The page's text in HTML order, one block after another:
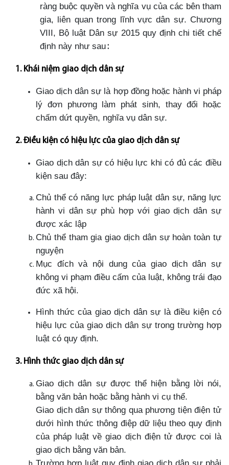
ràng buộc quyền và nghĩa vụ của các bên tham
gia, liên quan trong lĩnh vực dân sự. Chương
VIII, Bộ luật Dân sự 2015 quy định chi tiết chế
định này như sau:
1. Khái niệm giao dịch dân sự
Giao dịch dân sự là hợp đồng hoặc hành vi pháp
lý đơn phương làm phát sinh, thay đổi hoặc
chấm dứt quyền, nghĩa vụ dân sự.
2. Điều kiện có hiệu lực của giao dịch dân sự
Giao dịch dân sự có hiệu lực khi có đủ các điều
kiện sau đây:
Chủ thể có năng lực pháp luật dân sự, năng lực
hành vi dân sự phù hợp với giao dịch dân sự
được xác lập
Chủ thể tham gia giao dịch dân sự hoàn toàn tự
nguyện
Mục đích và nội dung của giao dịch dân sự
không vi phạm điều cấm của luật, không trái đạo
đức xã hội.
Hình thức của giao dịch dân sự là điều kiện có
hiệu lực của giao dịch dân sự trong trường hợp
luật có quy định.
3. Hình thức giao dịch dân sự
Giao dịch dân sự được thể hiện bằng lời nói,
bằng văn bản hoặc bằng hành vi cụ thể.
Giao dịch dân sự thông qua phương tiện điện tử
dưới hình thức thông điệp dữ liệu theo quy định
của pháp luật về giao dịch điện tử được coi là
giao dịch bằng văn bản.
Trường hợp luật quy định giao dịch dân sự phải